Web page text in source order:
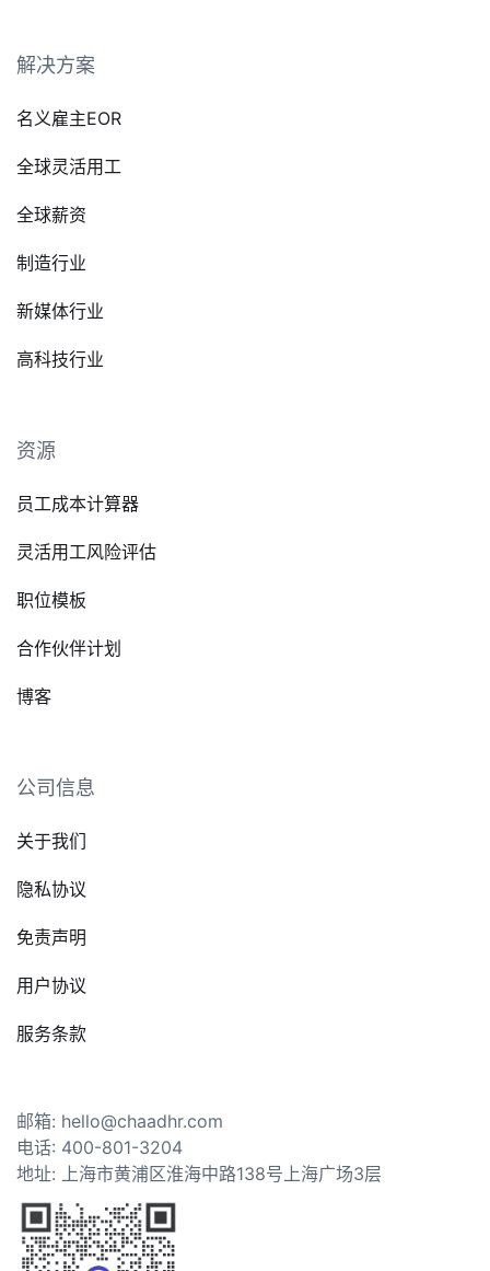
解决方案
名义雇主EOR
全球灵活用工
全球薪资
制造行业
新媒体行业
高科技行业
资源
员工成本计算器
灵活用工风险评估
职位模板
合作伙伴计划
博客
公司信息
关于我们
隐私协议
免责声明
用户协议
服务条款
邮箱: hello@chaadhr.com
电话: 400-801-3204
地址: 上海市黄浦区淮海中路138号上海广场3层